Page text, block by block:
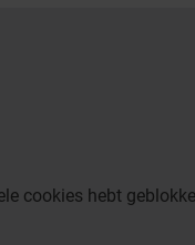
cookies hebt